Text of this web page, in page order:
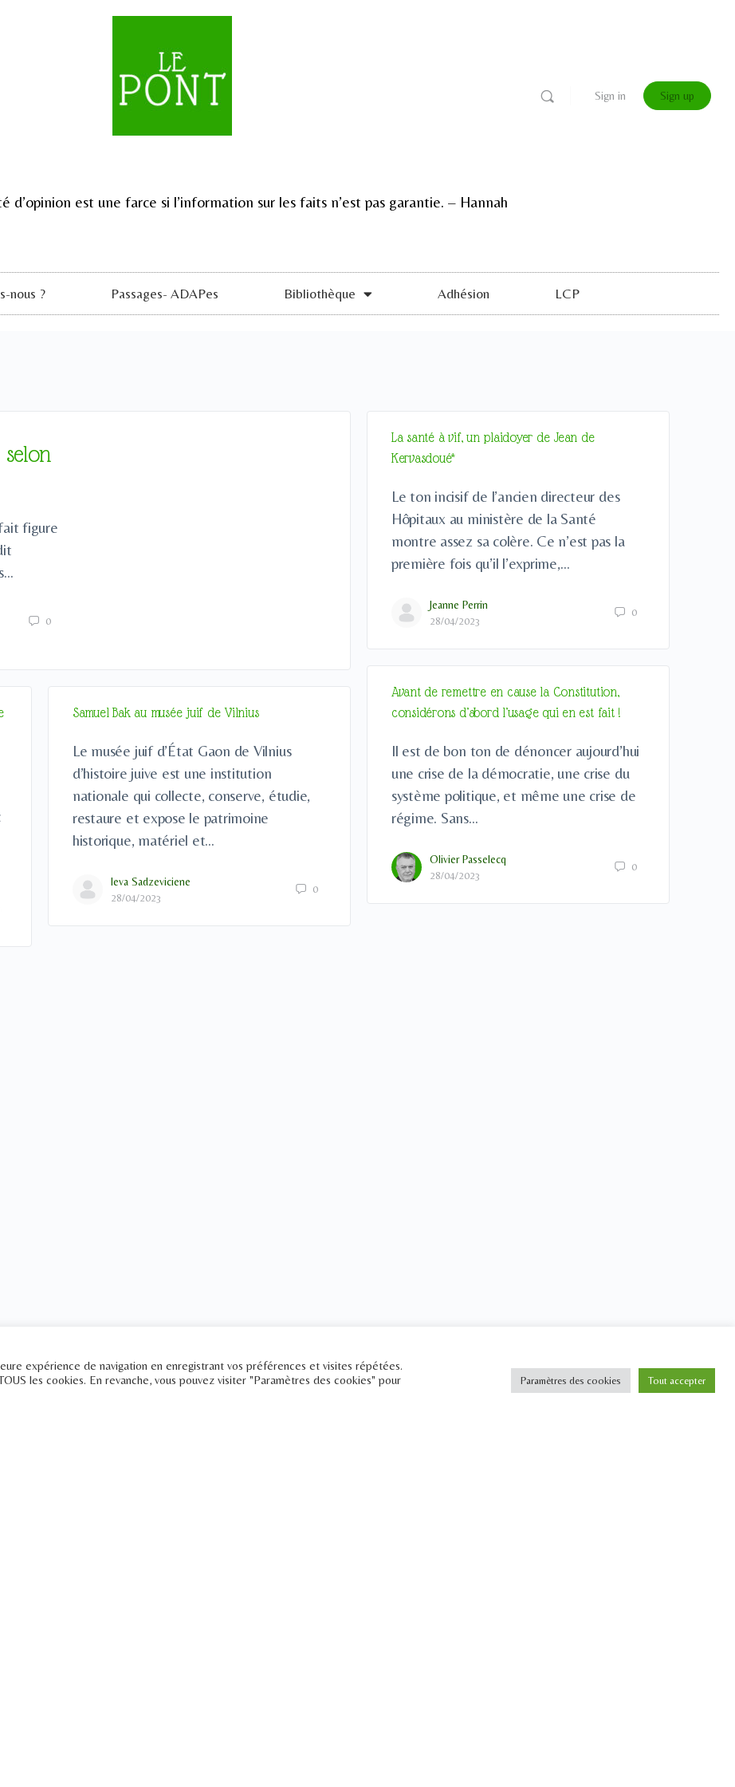
Sign in Sign up
d’opinion est une farce si l’information sur les faits n’est pas garantie. – Hannah
nous ? Passages- ADAPes Bibliothèque Adhésion LCP
figure
0
La santé à vif, un plaidoyer de Jean de
Kervasdoué*
Le ton incisif de l’ancien directeur des
Hôpitaux au ministère de la Santé
montre assez sa colère. Ce n’est pas la
première fois qu’il l’exprime,…
Jeanne Perrin
28/04/2023
0
Avant de remettre en cause la Constitution,
considérons d’abord l’usage qui en est fait !
Il est de bon ton de dénoncer aujourd’hui
une crise de la démocratie, une crise du
système politique, et même une crise de
régime. Sans…
Olivier Passelecq
28/04/2023
0
Samuel Bak au musée juif de Vilnius
Le musée juif d’État Gaon de Vilnius
d’histoire juive est une institution
nationale qui collecte, conserve, étudie,
restaure et expose le patrimoine
historique, matériel et…
Ieva Sadzeviciene
28/04/2023
0
expérience de navigation en enregistrant vos préférences et visites répétées.
les cookies. En revanche, vous pouvez visiter "Paramètres des cookies" pour
Paramètres des cookies Tout accepter